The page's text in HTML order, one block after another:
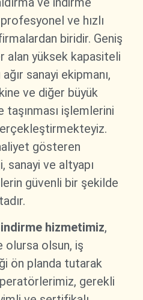
ve hızlı
biridir. Geniş
alan yüksek kapasiteli
sanayi ekipmanı,
ve diğer büyük
taşınması işlemlerini
gösteren
sanayi ve altyapı
güvenli bir şekilde
indirme hizmetimiz,
olursa olsun, iş
ön planda tutarak
gerekli